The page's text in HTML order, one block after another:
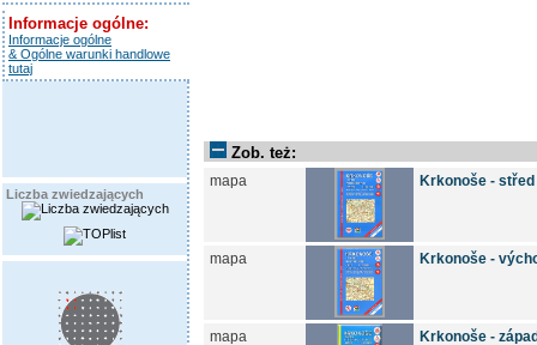
Informacje ogólne:
Informacje ogólne
& Ogólne warunki handlowe
tutaj
Liczba zwiedzających
Zob. też:
mapa Krkonoše - střed
mapa Krkonoše -
mapa Krkonoše -